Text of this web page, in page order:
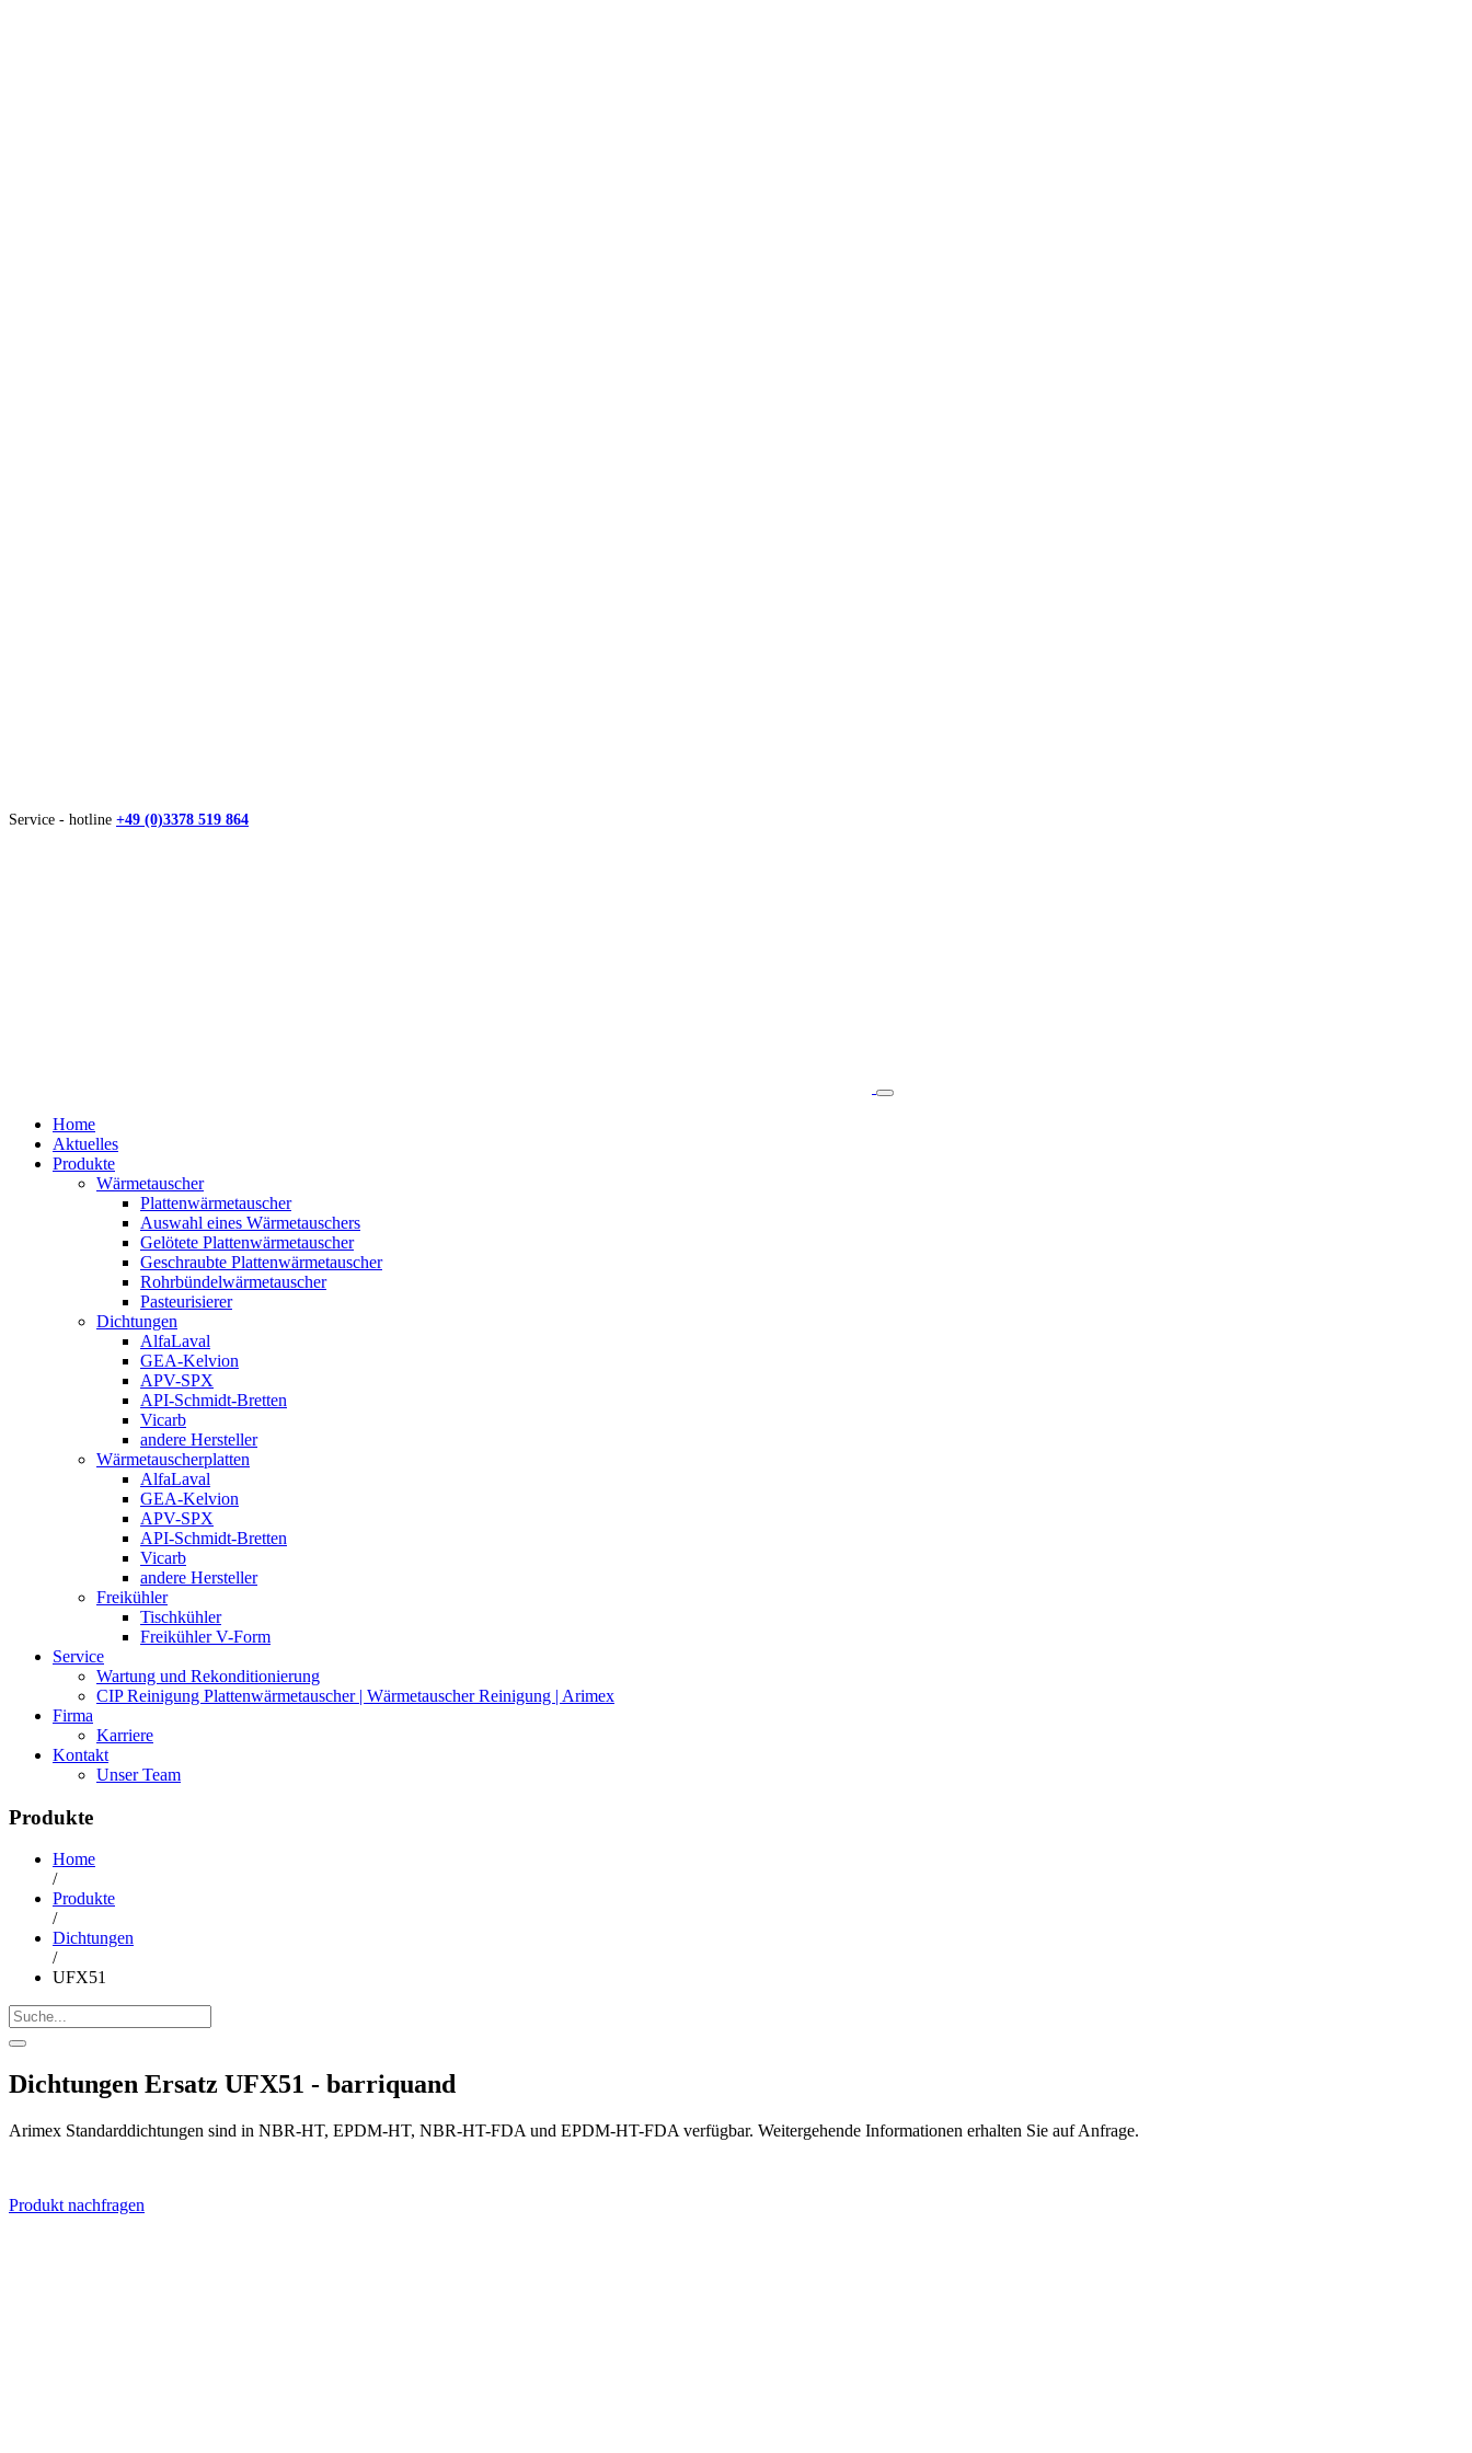
Service - hotline +49 (0)3378 519 864
Home
Aktuelles
Produkte
Wärmetauscher
Plattenwärmetauscher
Auswahl eines Wärmetauschers
Gelötete Plattenwärmetauscher
Geschraubte Plattenwärmetauscher
Rohrbündelwärmetauscher
Pasteurisierer
Dichtungen
AlfaLaval
GEA-Kelvion
APV-SPX
API-Schmidt-Bretten
Vicarb
andere Hersteller
Wärmetauscherplatten
AlfaLaval
GEA-Kelvion
APV-SPX
API-Schmidt-Bretten
Vicarb
andere Hersteller
Freikühler
Tischkühler
Freikühler V-Form
Service
Wartung und Rekonditionierung
CIP Reinigung Plattenwärmetauscher | Wärmetauscher Reinigung | Arimex
Firma
Karriere
Kontakt
Unser Team
Produkte
Home
/
Produkte
/
Dichtungen
/
UFX51
Dichtungen Ersatz UFX51 - barriquand
Arimex Standarddichtungen sind in NBR-HT, EPDM-HT, NBR-HT-FDA und EPDM-HT-FDA verfügbar. Weitergehende Informationen erhalten Sie auf Anfrage.
Produkt nachfragen